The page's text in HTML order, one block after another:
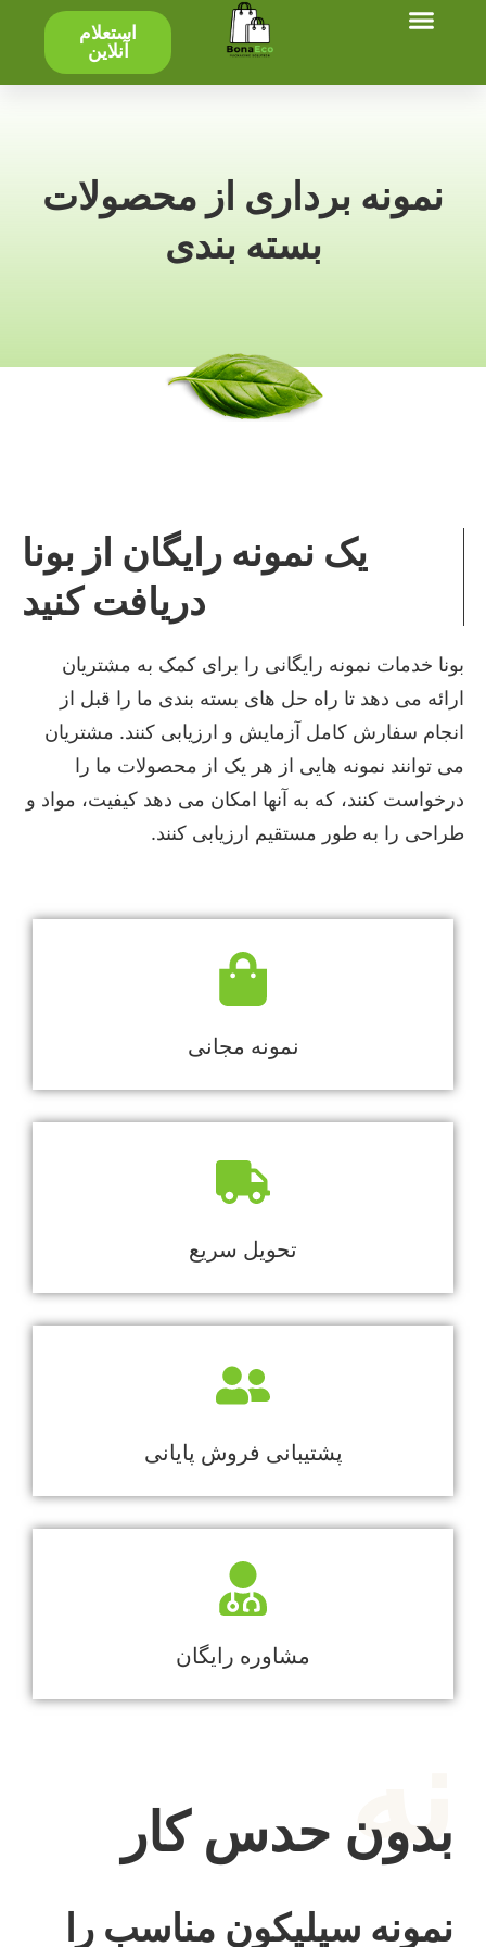
استعلام
آنلاین
نمونه برداری از محصولات
بسته بندی
یک نمونه رایگان از بونا
دریافت کنید
بونا خدمات نمونه رایگانی را برای کمک به مشتریان
ارائه می دهد تا راه حل های بسته بندی ما را قبل از
انجام سفارش کامل آزمایش و ارزیابی کنند. مشتریان
می توانند نمونه هایی از هر یک از محصولات ما را
درخواست کنند، که به آنها امکان می دهد کیفیت، مواد و
طراحی را به طور مستقیم ارزیابی کنند.
نمونه مجانی
تحویل سریع
پشتیبانی فروش پایانی
مشاوره رایگان
نه
بدون حدس کار
نمونه سیلیکون مناسب را